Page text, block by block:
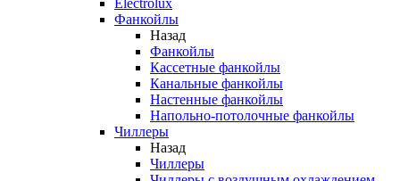
Electrolux
Фанкойлы
Назад
Фанкойлы
Кассетные фанкойлы
Канальные фанкойлы
Настенные фанкойлы
Напольно-потолочные фанкойлы
Чиллеры
Назад
Чиллеры